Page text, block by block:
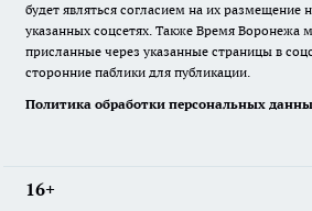
будет являться согласием на их размещение
указанных соцсетях. Также Время Воронежа
присланные через указанные страницы в
сторонние паблики для публикации.
Политика обработки персональных
16+